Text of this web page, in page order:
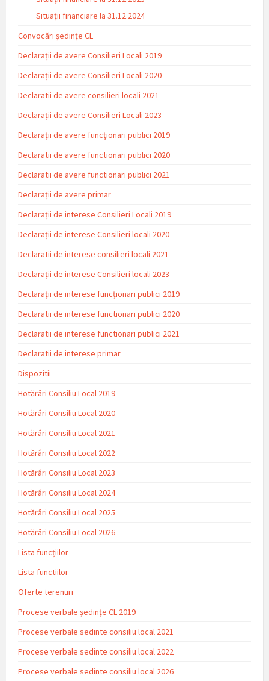
Situaţii financiare la 31.12.2024
Convocări ședințe CL
Declarații de avere Consilieri Locali 2019
Declarații de avere Consilieri Locali 2020
Declaratii de avere consilieri locali 2021
Declarații de avere Consilieri Locali 2023
Declarații de avere funcționari publici 2019
Declaratii de avere functionari publici 2020
Declaratii de avere functionari publici 2021
Declarații de avere primar
Declarații de interese Consilieri Locali 2019
Declarații de interese Consilieri locali 2020
Declaratii de interese consilieri locali 2021
Declarații de interese Consilieri locali 2023
Declarații de interese funcționari publici 2019
Declaratii de interese functionari publici 2020
Declaratii de interese functionari publici 2021
Declaratii de interese primar
Dispozitii
Hotărâri Consiliu Local 2019
Hotărâri Consiliu Local 2020
Hotărâri Consiliu Local 2021
Hotărâri Consiliu Local 2022
Hotărâri Consiliu Local 2023
Hotărâri Consiliu Local 2024
Hotărâri Consiliu Local 2025
Hotărâri Consiliu Local 2026
Lista funcțiilor
Lista functiilor
Oferte terenuri
Procese verbale ședințe CL 2019
Procese verbale sedinte consiliu local 2021
Procese verbale sedinte consiliu local 2022
Procese verbale sedinte consiliu local 2026